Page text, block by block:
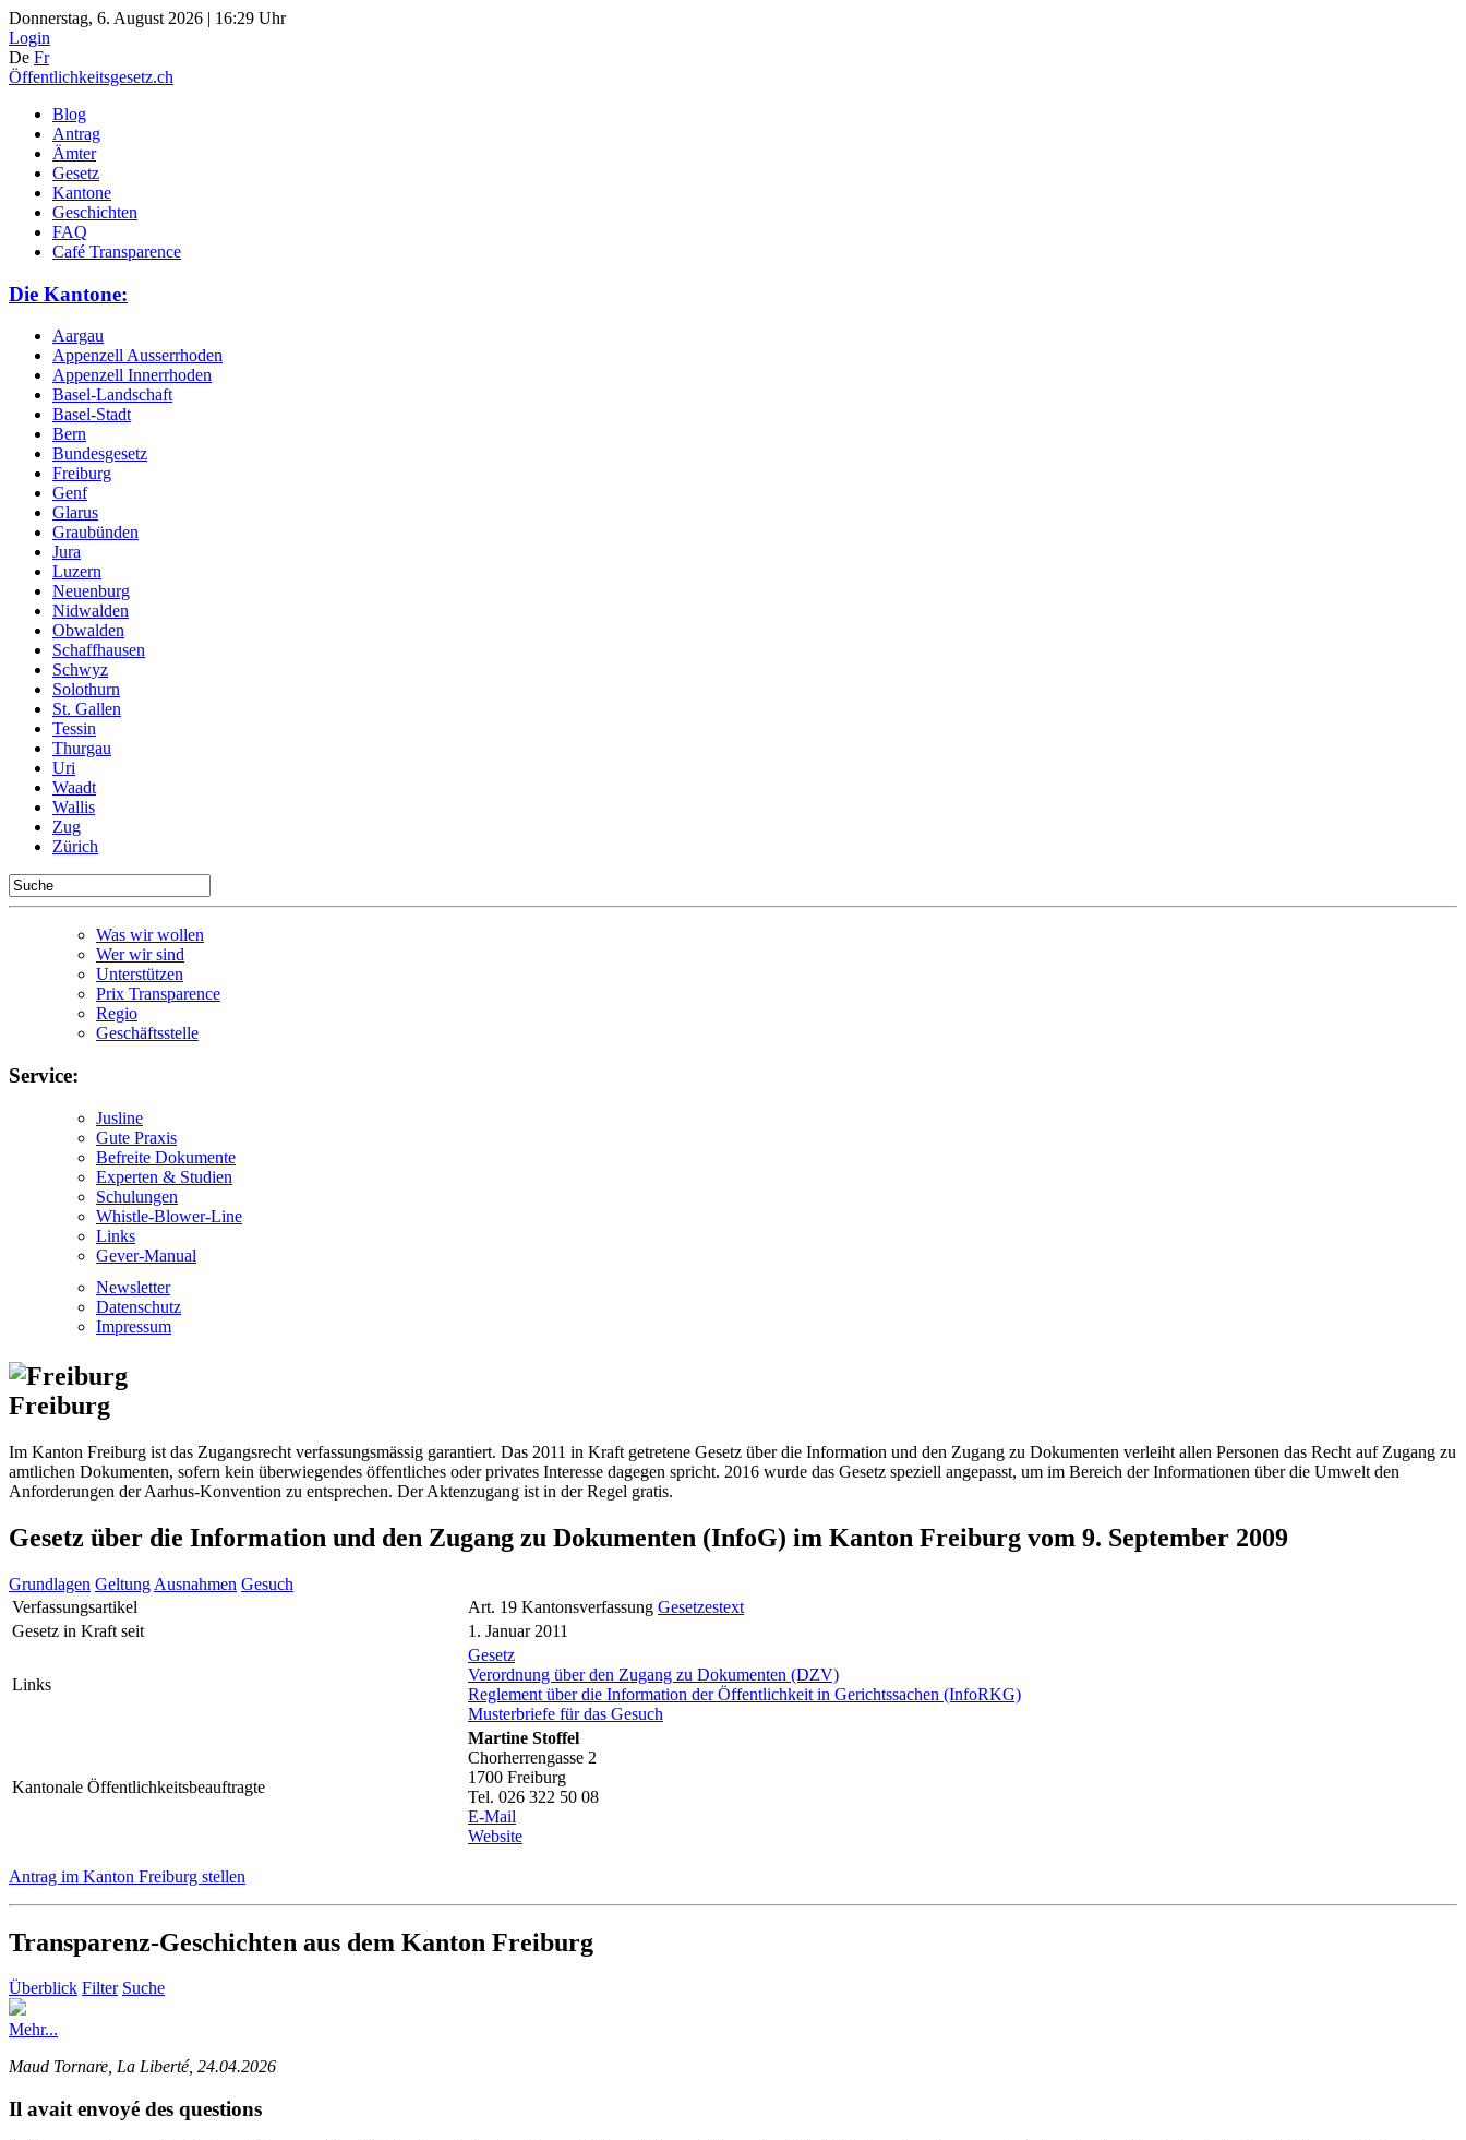
Donnerstag, 6. August 2026 | 16:29 Uhr
Login
De Fr
Öffentlichkeitsgesetz.ch
Blog
Antrag
Ämter
Gesetz
Kantone
Geschichten
FAQ
Café Transparence
Die Kantone:
Aargau
Appenzell Ausserrhoden
Appenzell Innerrhoden
Basel-Landschaft
Basel-Stadt
Bern
Bundesgesetz
Freiburg
Genf
Glarus
Graubünden
Jura
Luzern
Neuenburg
Nidwalden
Obwalden
Schaffhausen
Schwyz
Solothurn
St. Gallen
Tessin
Thurgau
Uri
Waadt
Wallis
Zug
Zürich
Was wir wollen
Wer wir sind
Unterstützen
Prix Transparence
Regio
Geschäftsstelle
Service:
Jusline
Gute Praxis
Befreite Dokumente
Experten & Studien
Schulungen
Whistle-Blower-Line
Links
Gever-Manual
Newsletter
Datenschutz
Impressum
Freiburg
Im Kanton Freiburg ist das Zugangsrecht verfassungsmässig garantiert. Das 2011 in Kraft getretene Gesetz über die Information und den Zugang zu Dokumenten verleiht allen Personen das Recht auf Zugang zu
amtlichen Dokumenten, sofern kein überwiegendes öffentliches oder privates Interesse dagegen spricht. 2016 wurde das Gesetz speziell angepasst, um im Bereich der Informationen über die Umwelt den
Anforderungen der Aarhus-Konvention zu entsprechen. Der Aktenzugang ist in der Regel gratis.
Gesetz über die Information und den Zugang zu Dokumenten (InfoG) im Kanton Freiburg vom 9. September 2009
Grundlagen Geltung Ausnahmen Gesuch
Verfassungsartikel
Art. 19 Kantonsverfassung Gesetzestext
Gesetz in Kraft seit
1. Januar 2011
Links
Gesetz
Verordnung über den Zugang zu Dokumenten (DZV)
Reglement über die Information der Öffentlichkeit in Gerichtssachen (InfoRKG)
Musterbriefe für das Gesuch
Kantonale Öffentlichkeitsbeauftragte
Martine Stoffel
Chorherrengasse 2
1700 Freiburg
Tel. 026 322 50 08
E-Mail
Website
Antrag im Kanton Freiburg stellen
Transparenz-Geschichten aus dem Kanton Freiburg
Überblick Filter Suche
Mehr...
Maud Tornare, La Liberté, 24.04.2026
Il avait envoyé des questions